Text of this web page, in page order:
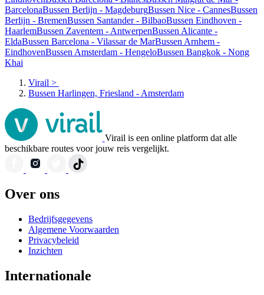
BarcelonaBussen Berlijn - MagdeburgBussen Nice - CannesBussen
Berlijn - BremenBussen Santander - BilbaoBussen Eindhoven -
HaarlemBussen Zaventem - AntwerpenBussen Alicante -
EldaBussen Barcelona - Vilassar de MarBussen Arnhem -
EindhovenBussen Amsterdam - HengeloBussen Bangkok - Nong
Khai
Virail >
Bussen Harlingen, Friesland - Amsterdam
Virail is een online platform dat alle
beschikbare routes voor jouw reis vergelijkt.
Over ons
Bedrijfsgegevens
Algemene Voorwaarden
Privacybeleid
Inzichten
Internationale